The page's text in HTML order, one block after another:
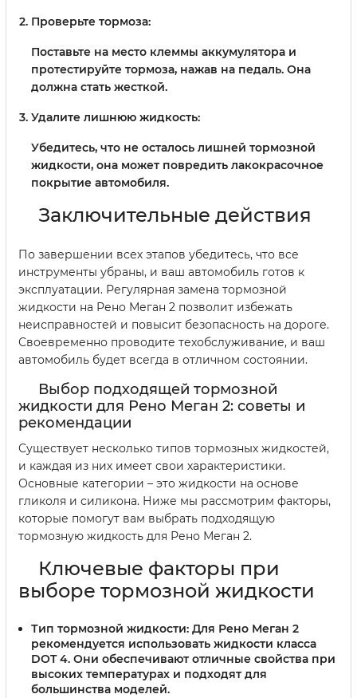
Проверьте тормоза:
Поставьте на место клеммы аккумулятора и
протестируйте тормоза, нажав на педаль. Она
должна стать жесткой.
Удалите лишнюю жидкость:
Убедитесь, что не осталось лишней тормозной
жидкости, она может повредить лакокрасочное
покрытие автомобиля.
Заключительные действия
По завершении всех этапов убедитесь, что все
инструменты убраны, и ваш автомобиль готов к
эксплуатации. Регулярная замена тормозной
жидкости на Рено Меган 2 позволит избежать
неисправностей и повысит безопасность на дороге.
Своевременно проводите техобслуживание, и ваш
автомобиль будет всегда в отличном состоянии.
Выбор подходящей тормозной
жидкости для Рено Меган 2: советы и
рекомендации
Существует несколько типов тормозных жидкостей,
и каждая из них имеет свои характеристики.
Основные категории – это жидкости на основе
гликоля и силикона. Ниже мы рассмотрим факторы,
которые помогут вам выбрать подходящую
тормозную жидкость для Рено Меган 2.
Ключевые факторы при
выборе тормозной жидкости
Тип тормозной жидкости: Для Рено Меган 2
рекомендуется использовать жидкости класса
DOT 4. Они обеспечивают отличные свойства при
высоких температурах и подходят для
большинства моделей.